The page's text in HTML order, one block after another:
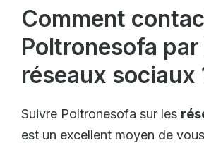
Comment
Poltronesofa par
réseaux sociaux
Suivre Poltronesofa sur les
est un excellent moyen de